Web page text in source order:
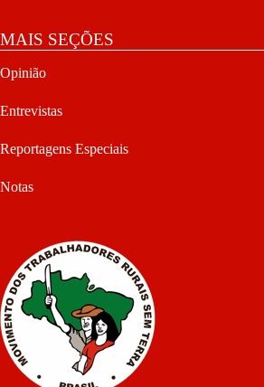
MAIS SEÇÕES
Opinião
Entrevistas
Reportagens Especiais
Notas